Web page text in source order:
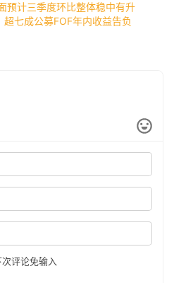
预计三季度环比整体稳中有升
超七成公募FOF年内收益告负
评论免输入